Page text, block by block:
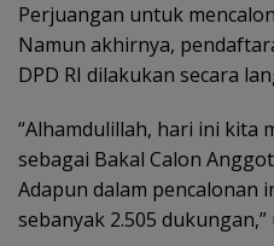
Perjuangan untuk
Namun akhirnya,
DPD RI dilakukan secara
“Alhamdulillah, hari ini kita
sebagai Bakal Calon
Adapun dalam pencalonan
sebanyak 2.505